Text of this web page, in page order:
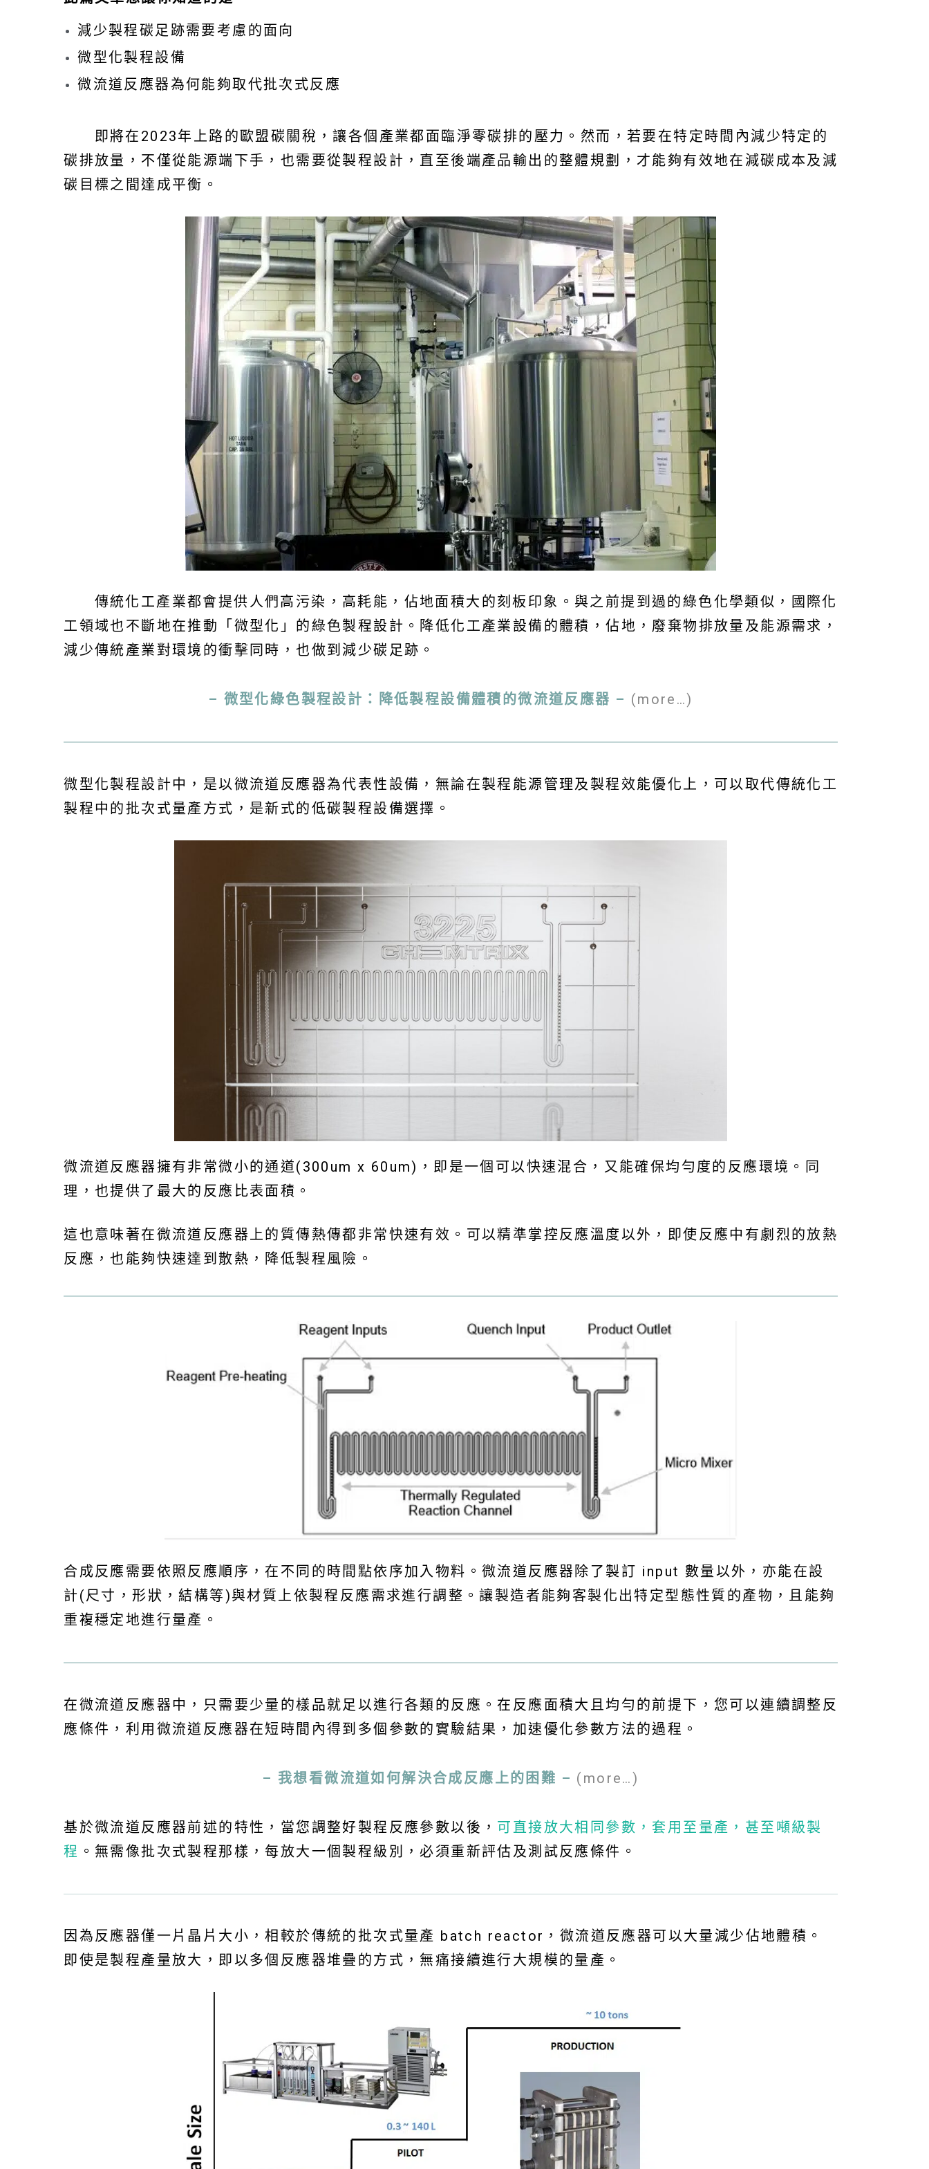
減少製程碳足跡需要考慮的面向
微型化製程設備
微流道反應器為何能夠取代批次式反應
即將在2023年上路的歐盟碳關稅，讓各個產業都面臨淨零碳排的壓力。然而，若要在特定時間內減少特定的
碳排放量，不僅從能源端下手，也需要從製程設計，直至後端產品輸出的整體規劃，才能夠有效地在減碳成本及減
碳目標之間達成平衡。
傳統化工產業都會提供人們高污染，高耗能，佔地面積大的刻板印象。與之前提到過的綠色化學類似，國際化
工領域也不斷地在推動「微型化」的綠色製程設計。降低化工產業設備的體積，佔地，廢棄物排放量及能源需求，
減少傳統產業對環境的衝擊同時，也做到減少碳足跡。
– 微型化綠色製程設計：降低製程設備體積的微流道反應器 – (more…)
微型化製程設計中，是以微流道反應器為代表性設備，無論在製程能源管理及製程效能優化上，可以取代傳統化工
製程中的批次式量產方式，是新式的低碳製程設備選擇。
微流道反應器擁有非常微小的通道(300um x 60um)，即是一個可以快速混合，又能確保均勻度的反應環境。同
理，也提供了最大的反應比表面積。
這也意味著在微流道反應器上的質傳熱傳都非常快速有效。可以精準掌控反應溫度以外，即使反應中有劇烈的放熱
反應，也能夠快速達到散熱，降低製程風險。
合成反應需要依照反應順序，在不同的時間點依序加入物料。微流道反應器除了製訂 input 數量以外，亦能在設
計(尺寸，形狀，結構等)與材質上依製程反應需求進行調整。讓製造者能夠客製化出特定型態性質的產物，且能夠
重複穩定地進行量產。
在微流道反應器中，只需要少量的樣品就足以進行各類的反應。在反應面積大且均勻的前提下，您可以連續調整反
應條件，利用微流道反應器在短時間內得到多個參數的實驗結果，加速優化參數方法的過程。
– 我想看微流道如何解決合成反應上的困難 – (more…)
基於微流道反應器前述的特性，當您調整好製程反應參數以後， 可直接放大相同參數，套用至量產，甚至噸級製
程 。無需像批次式製程那樣，每放大一個製程級別，必須重新評估及測試反應條件。
因為反應器僅一片晶片大小，相較於傳統的批次式量產 batch reactor，微流道反應器可以大量減少佔地體積。
即使是製程產量放大，即以多個反應器堆疊的方式，無痛接續進行大規模的量產。